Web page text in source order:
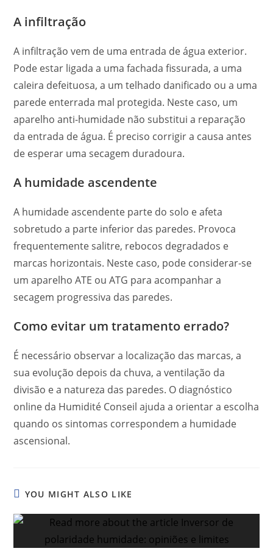
A infiltração
A infiltração vem de uma entrada de água exterior.
Pode estar ligada a uma fachada fissurada, a uma
caleira defeituosa, a um telhado danificado ou a uma
parede enterrada mal protegida. Neste caso, um
aparelho anti-humidade não substitui a reparação
da entrada de água. É preciso corrigir a causa antes
de esperar uma secagem duradoura.
A humidade ascendente
A humidade ascendente parte do solo e afeta
sobretudo a parte inferior das paredes. Provoca
frequentemente salitre, rebocos degradados e
marcas horizontais. Neste caso, pode considerar-se
um aparelho ATE ou ATG para acompanhar a
secagem progressiva das paredes.
Como evitar um tratamento errado?
É necessário observar a localização das marcas, a
sua evolução depois da chuva, a ventilação da
divisão e a natureza das paredes. O diagnóstico
online da Humidité Conseil ajuda a orientar a escolha
quando os sintomas correspondem a humidade
ascensional.
YOU MIGHT ALSO LIKE